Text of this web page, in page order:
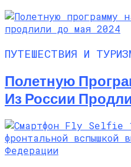
ПУТЕШЕСТВИЯ И
Полетную
Из России